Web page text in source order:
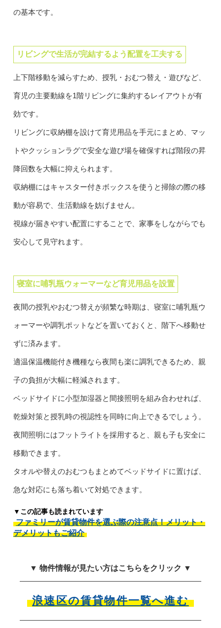
の基本です。
リビングで生活が完結するよう配置を工夫する
上下階移動を減らすため、授乳・おむつ替え・遊びなど、
育児の主要動線を1階リビングに集約するレイアウトが有
効です。
リビングに収納棚を設けて育児用品を手元にまとめ、マッ
トやクッションラグで安全な遊び場を確保すれば階段の昇
降回数を大幅に抑えられます。
収納棚にはキャスター付きボックスを使うと掃除の際の移
動が容易で、生活動線を妨げません。
視線が届きやすい配置にすることで、家事をしながらでも
安心して見守れます。
寝室に哺乳瓶ウォーマーなど育児用品を設置
夜間の授乳やおむつ替えが頻繁な時期は、寝室に哺乳瓶ウ
ォーマーや調乳ポットなどを置いておくと、階下へ移動せ
ずに済みます。
適温保温機能付き機種なら夜間も楽に調乳できるため、親
子の負担が大幅に軽減されます。
ベッドサイドに小型加湿器と間接照明を組み合わせれば、
乾燥対策と授乳時の視認性を同時に向上できるでしょう。
夜間照明にはフットライトを採用すると、親も子も安全に
移動できます。
タオルや替えのおむつもまとめてベッドサイドに置けば、
急な対応にも落ち着いて対処できます。
▼この記事も読まれています
ファミリーが賃貸物件を選ぶ際の注意点！メリット・
デメリットもご紹介
▼ 物件情報が見たい方はこちらをクリック ▼
浪速区の賃貸物件一覧へ進む